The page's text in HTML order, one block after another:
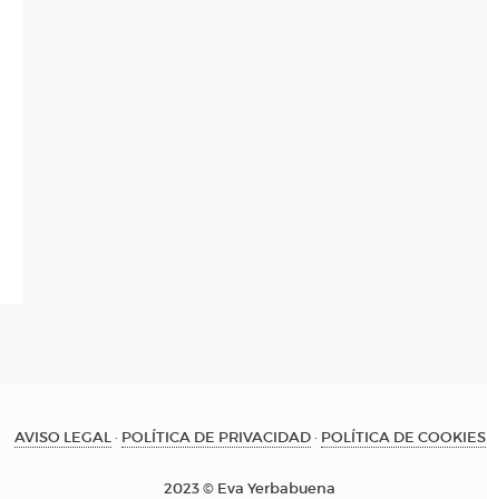
AVISO LEGAL· POLÍTICA DE PRIVACIDAD· POLÍTICA DE COOKIES
2023 © Eva Yerbabuena